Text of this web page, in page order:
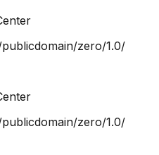
zero/1.0/
zero/1.0/